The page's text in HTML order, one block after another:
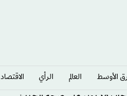
الأوسط​ العالم الرأي الاقتصاد